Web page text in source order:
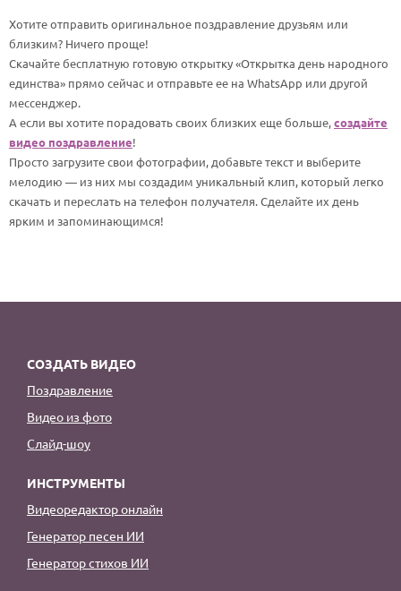
Хотите отправить оригинальное поздравление друзьям или
близким? Ничего проще!
Скачайте бесплатную готовую открытку «Открытка день народного
единства» прямо сейчас и отправьте ее на WhatsApp или другой
мессенджер.
А если вы хотите порадовать своих близких еще больше,создайте
видео поздравление!
Просто загрузите свои фотографии, добавьте текст и выберите
мелодию — из них мы создадим уникальный клип, который легко
скачать и переслать на телефон получателя. Сделайте их день
ярким и запоминающимся!
СОЗДАТЬ ВИДЕО
Поздравление
Видео из фото
Слайд-шоу
ИНСТРУМЕНТЫ
Видеоредактор онлайн
Генератор песен ИИ
Генератор стихов ИИ